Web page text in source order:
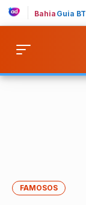
Bahia Guia
FAMOSOS